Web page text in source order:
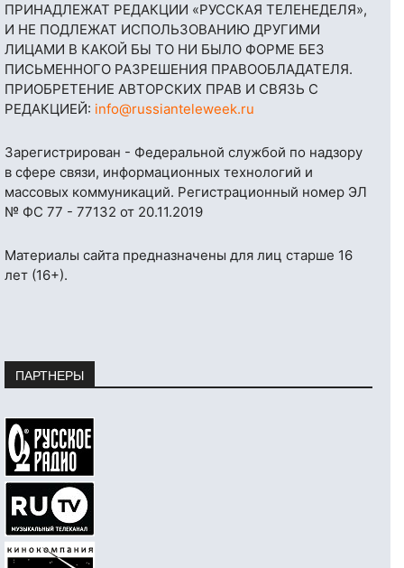
ПРИНАДЛЕЖАТ РЕДАКЦИИ «РУССКАЯ ТЕЛЕНЕДЕЛЯ»,
И НЕ ПОДЛЕЖАТ ИСПОЛЬЗОВАНИЮ ДРУГИМИ
ЛИЦАМИ В КАКОЙ БЫ ТО НИ БЫЛО ФОРМЕ БЕЗ
ПИСЬМЕННОГО РАЗРЕШЕНИЯ ПРАВООБЛАДАТЕЛЯ.
ПРИОБРЕТЕНИЕ АВТОРСКИХ ПРАВ И СВЯЗЬ С
РЕДАКЦИЕЙ: info@russianteleweek.ru
Зарегистрирован - Федеральной службой по надзору
в сфере связи, информационных технологий и
массовых коммуникаций. Регистрационный номер ЭЛ
№ ФС 77 - 77132 от 20.11.2019
Материалы сайта предназначены для лиц старше 16
лет (16+).
ПАРТНЕРЫ